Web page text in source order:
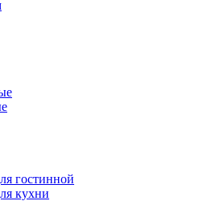
гостинной
кухни